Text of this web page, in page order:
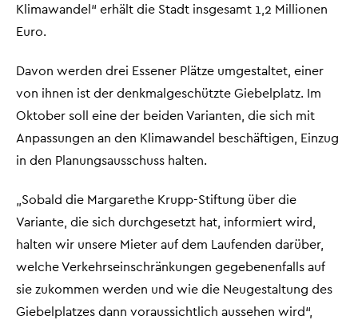
Klimawandel“ erhält die Stadt insgesamt 1,2 Millionen
Euro.
Davon werden drei Essener Plätze umgestaltet, einer
von ihnen ist der denkmalgeschützte Giebelplatz. Im
Oktober soll eine der beiden Varianten, die sich mit
Anpassungen an den Klimawandel beschäftigen, Einzug
in den Planungsausschuss halten.
„Sobald die Margarethe Krupp-Stiftung über die
Variante, die sich durchgesetzt hat, informiert wird,
halten wir unsere Mieter auf dem Laufenden darüber,
welche Verkehrseinschränkungen gegebenenfalls auf
sie zukommen werden und wie die Neugestaltung des
Giebelplatzes dann voraussichtlich aussehen wird“,